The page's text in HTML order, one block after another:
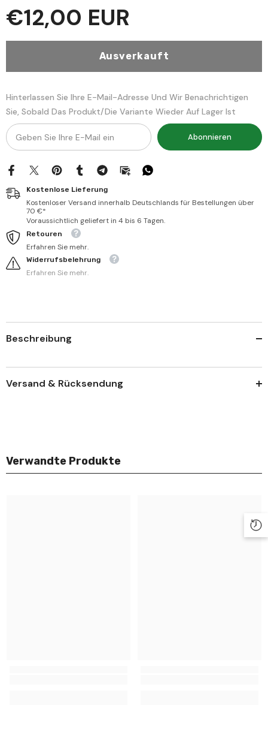
Tehzibul
Mevahibis
Sermediyye
Tehzibul
Mevahibis
€12,00 EUR
Ausverkauft
Hinterlassen Sie Ihre E-Mail-Adresse Und Wir Benachrichtigen
Sie, Sobald Das Produkt/die Variante Wieder Auf Lager Ist
Abonnieren
Kostenlose Lieferung
Kostenloser Versand innerhalb Deutschlands für Bestellungen über
70 €*
Voraussichtlich geliefert in 4 bis 6 Tagen.
Retouren
Erfahren Sie mehr.
Widerrufsbelehrung
Erfahren Sie mehr.
Beschreibung
Versand & Rücksendung
Verwandte Produkte